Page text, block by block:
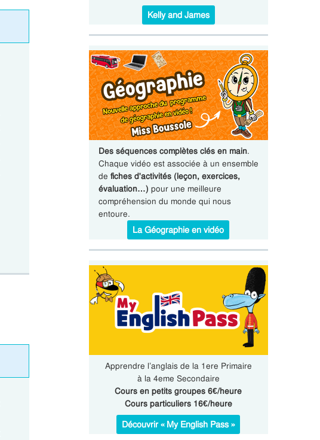
Kelly and James
Des séquences complètes clés en main.
Chaque vidéo est associée à un ensemble
de fiches d'activités (leçon, exercices,
évaluation…) pour une meilleure
compréhension du monde qui nous
entoure.
La Géographie en vidéo
Apprendre l’anglais de la 1ere Primaire
à la 4eme Secondaire
Cours en petits groupes 6€/heure
Cours particuliers 16€/heure
Découvrir « My English Pass »